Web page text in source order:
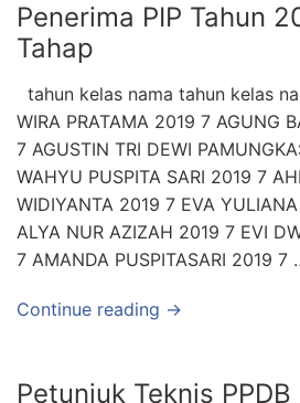
Penerima PIP Tahun
Tahap
tahun kelas nama tahun kelas
WIRA PRATAMA 2019 7 AGUNG
7 AGUSTIN TRI DEWI
WAHYU PUSPITA SARI 2019 7
WIDIYANTA 2019 7 EVA
ALYA NUR AZIZAH 2019 7 EVI
7 AMANDA PUSPITASARI 2019 7
Continue reading →
Petunjuk Teknis PPDB